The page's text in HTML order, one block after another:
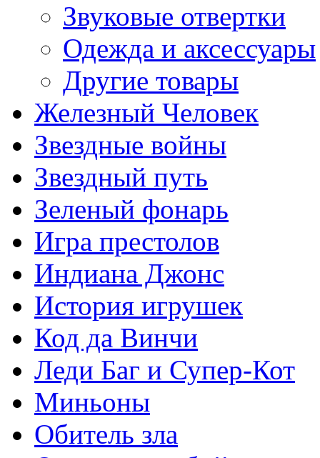
Звуковые отвертки
Одежда и аксессуары
Другие товары
Железный Человек
Звездные войны
Звездный путь
Зеленый фонарь
Игра престолов
Индиана Джонс
История игрушек
Код да Винчи
Леди Баг и Супер-Кот
Миньоны
Обитель зла